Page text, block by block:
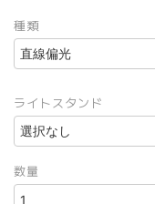
種類
ライトスタンド
数量